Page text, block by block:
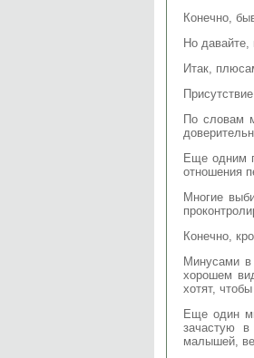
Конечно,
Но давайте,
Итак,
По словам
Еще одним
отношения
Многие
Конечно,
Минусами в
хорошем
хотят,
Еще один
зачастую
малышей,